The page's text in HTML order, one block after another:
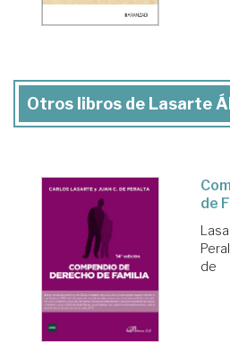
Otros libros de Lasarte
de
de